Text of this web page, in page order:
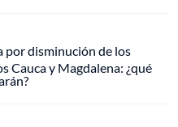
por disminución de los
Cauca y Magdalena: ¿qué